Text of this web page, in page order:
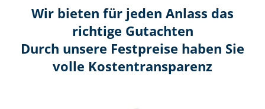
Wir bieten für jeden Anlass das
richtige Gutachten
Durch unsere Festpreise haben Sie
volle Kosten­transparenz